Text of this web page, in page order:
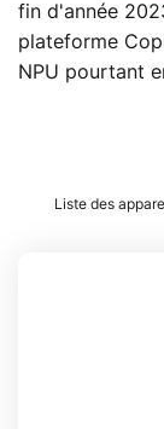
fin d'année
plateforme
NPU pourtant
Liste des